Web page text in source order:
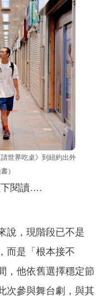
世界吃桌》到紐約出外
）
閱讀….
說，現階段已不是
而是「根本接不
，他依舊選擇穩定節
次參與舞台劇，與其